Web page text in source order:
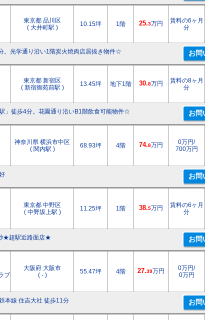
東京都 品川区
( 大井町駅 )
10.15坪 1階 25.3万円
賃料の6ヶ月
分
。光学通り沿い1階炭火焼肉店居抜き物件☆
東京都 新宿区
( 新宿御苑前駅 )
13.45坪 地下1階 30.8万円
賃料の8ヶ月
分
」徒歩4分。花園通り沿いB1階飲食可能物件☆
神奈川県 横浜市中区
( 関内駅 )
68.93坪 4階 74.8万円
0万円/
700万円
東京都 中野区
( 中野坂上駅 )
11.25坪 1階 38.5万円
賃料の6ヶ月
分
★超駅近路面店★
ブ
大阪府 大阪市
( - )
55.47坪 4階 27.39万円
0万円/
0万円
本線 住吉大社 徒歩11分